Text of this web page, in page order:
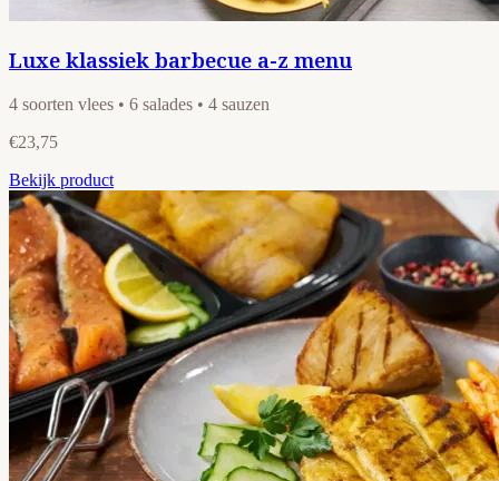
Luxe klassiek barbecue a-z menu
4 soorten vlees • 6 salades • 4 sauzen
€23,75
Bekijk product